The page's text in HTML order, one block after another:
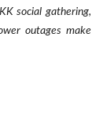
social gathering,
outages make